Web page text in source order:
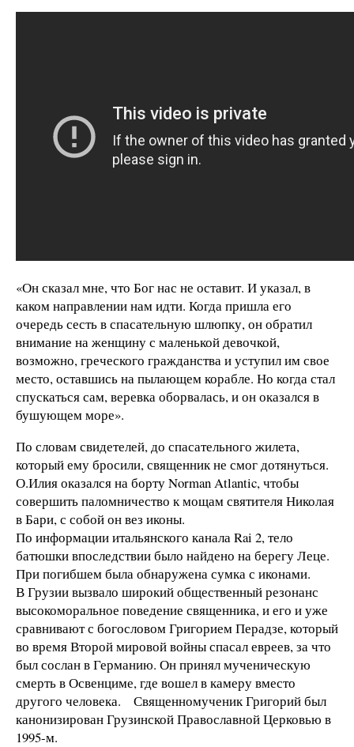
«Он сказал мне, что Бог нас не оставит. И указал, в
каком направлении нам идти. Когда пришла его
очередь сесть в спасательную шлюпку, он обратил
внимание на женщину с маленькой девочкой,
возможно, греческого гражданства и уступил им свое
место, оставшись на пылающем корабле. Но когда стал
спускаться сам, веревка оборвалась, и он оказался в
бушующем море».
По словам свидетелей, до спасательного жилета,
который ему бросили, священник не смог дотянуться.
О.Илия оказался на борту Norman Atlantic, чтобы
совершить паломничество к мощам святителя Николая
в Бари, с собой он вез иконы.
По информации итальянского канала Rai 2, тело
батюшки впоследствии было найдено на берегу Леце.
При погибшем была обнаружена сумка с иконами.
В Грузии вызвало широкий общественный резонанс
высокоморальное поведение священника, и его и уже
сравнивают с богословом Григорием Перадзе, который
во время Второй мировой войны спасал евреев, за что
был сослан в Германию. Он принял мученическую
смерть в Освенциме, где вошел в камеру вместо
другого человека. Священномученик Григорий был
канонизирован Грузинской Православной Церковью в
1995-м.